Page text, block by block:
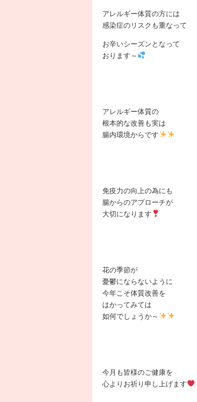
アレルギー体質の方には
感染症のリスクも重なって
お辛いシーズンとなって
おります～
アレルギー体質の
根本的な改善も実は
腸内環境からです
免疫力の向上の為にも
腸からのアプローチが
大切になります
花の季節が
憂鬱にならないように
今年こそ体質改善を
はかってみては
如何でしょうか～
今月も皆様のご健康を
心よりお祈り申し上げます